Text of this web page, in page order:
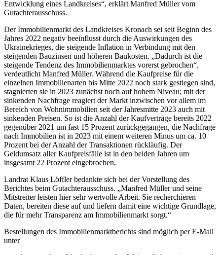
Entwicklung eines Landkreises“, erklärt Manfred Müller vom
Gutachterausschuss.
Der Immobilienmarkt des Landkreises Kronach sei seit Beginn des
Jahres 2022 negativ beeinflusst durch die Auswirkungen des
Ukrainekrieges, die steigende Inflation in Verbindung mit den
steigenden Bauzinsen und höheren Baukosten. „Dadurch ist die
steigende Tendenz des Immobilienmarktes vorerst gebrochen“,
verdeutlicht Manfred Müller. Während die Kaufpreise für die
einzelnen Immobilienarten bis Mitte 2022 noch stark gestiegen sind,
stagnierten sie in 2023 zunächst noch auf hohem Niveau; mit der
sinkenden Nachfrage reagiert der Markt inzwischen vor allem im
Bereich von Wohnimmobilien seit der Jahresmitte 2023 auch mit
sinkenden Preisen. So ist die Anzahl der Kaufverträge bereits 2022
gegenüber 2021 um fast 15 Prozent zurückgegangen, die Nachfrage
nach Immobilien ist in 2023 mit einem weiteren Minus um ca. 10
Prozent bei der Anzahl der Transaktionen rückläufig. Der
Geldumsatz aller Kaufpreisfälle ist in den beiden Jahren um
insgesamt 22 Prozent eingebrochen.
Landrat Klaus Löffler bedankte sich bei der Vorstellung des
Berichtes beim Gutachterausschuss. „Manfred Müller und seine
Mitstreiter leisten hier sehr wertvolle Arbeit. Sie recherchieren
Daten, bereiten diese auf und liefern damit eine wichtige Grundlage,
die für mehr Transparenz am Immobilienmarkt sorgt.“
Bestellungen des Immobilienmarktberichts sind möglich per E-Mail
unter